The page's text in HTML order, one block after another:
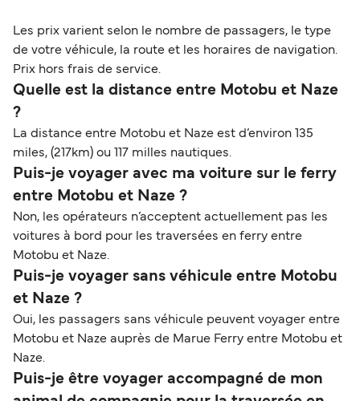
Les prix varient selon le nombre de passagers, le type
de votre véhicule, la route et les horaires de navigation.
Prix hors frais de service.
Quelle est la distance entre Motobu et Naze
?
La distance entre Motobu et Naze est d’environ 135
miles, (217km) ou 117 milles nautiques.
Puis-je voyager avec ma voiture sur le ferry
entre Motobu et Naze ?
Non, les opérateurs n’acceptent actuellement pas les
voitures à bord pour les traversées en ferry entre
Motobu et Naze.
Puis-je voyager sans véhicule entre Motobu
et Naze ?
Oui, les passagers sans véhicule peuvent voyager entre
Motobu et Naze auprès de Marue Ferry entre Motobu et
Naze.
Puis-je être voyager accompagné de mon